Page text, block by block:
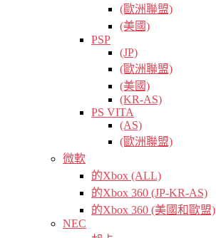
(歐洲聯盟)
(美國)
PSP
(JP)
(歐洲聯盟)
(美國)
(KR-AS)
PS VITA
(AS)
(歐洲聯盟)
微軟
的Xbox (ALL)
的Xbox 360 (JP-KR-AS)
的Xbox 360 (美國和歐盟)
NEC